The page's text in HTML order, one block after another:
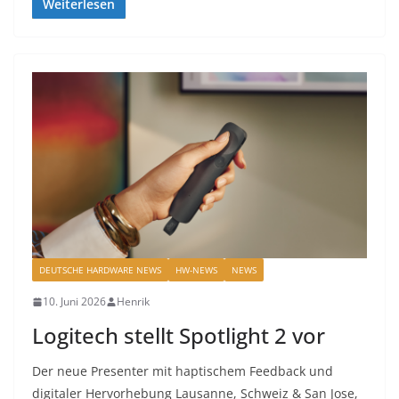
Weiterlesen
DEUTSCHE HARDWARE NEWS HW-NEWS NEWS
10. Juni 2026 Henrik
Logitech stellt Spotlight 2 vor
Der neue Presenter mit haptischem Feedback und
digitaler Hervorhebung Lausanne, Schweiz & San Jose,